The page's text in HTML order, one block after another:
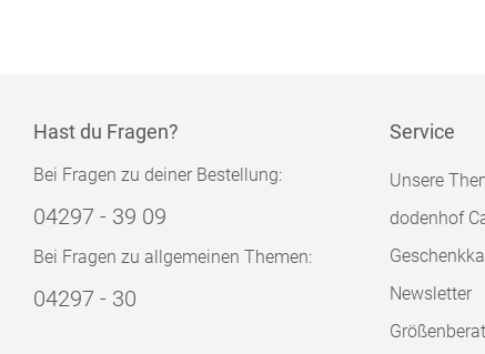
Hast du Fragen?
Bei Fragen zu deiner Bestellung:
04297 - 39 09
Bei Fragen zu allgemeinen Themen:
04297 - 30
Service
Unsere
dodenhof
Newsletter